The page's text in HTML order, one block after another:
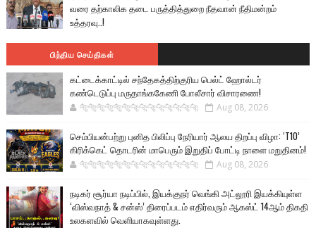
வரை தற்காலிக தடை பருத்தித்துறை நீதவான் நீதிமன்றம்
உத்தரவு..!
பிந்திய செய்திகள்
கட்டைக்காட்டில் சந்தேகத்திற்குரிய பெல்ட் ஹோல்டர்
கண்டெடுப்பு மருதாங்ககேணி போலீசார் விசாரணை!
🐅🐅🐅🐅🐅🐅🐆🐆🐆🐆🐆🐆🐆🐆 Aug 08, 2026
செம்பியன்பற்று புனித பிலிப்பு நேரியார் ஆலய திறப்பு விழா: ‘T10’
கிரிக்கெட் தொடரின் மாபெரும் இறுதிப் போட்டி நாளை மறுதினம்!
🐅🐅🐅🐅🐅🐅🐆🐆🐆🐆🐆🐆🐆🐆 Aug 08, 2026
நடிகர் சூர்யா நடிப்பில், இயக்குநர் வெங்கி அட்லூரி இயக்கியுள்ள
‘விஸ்வநாத் & சன்ஸ்’ திரைப்படம் எதிர்வரும் ஆகஸ்ட் 14ஆம் திகதி
உலகளவில் வெளியாகவுள்ளது.